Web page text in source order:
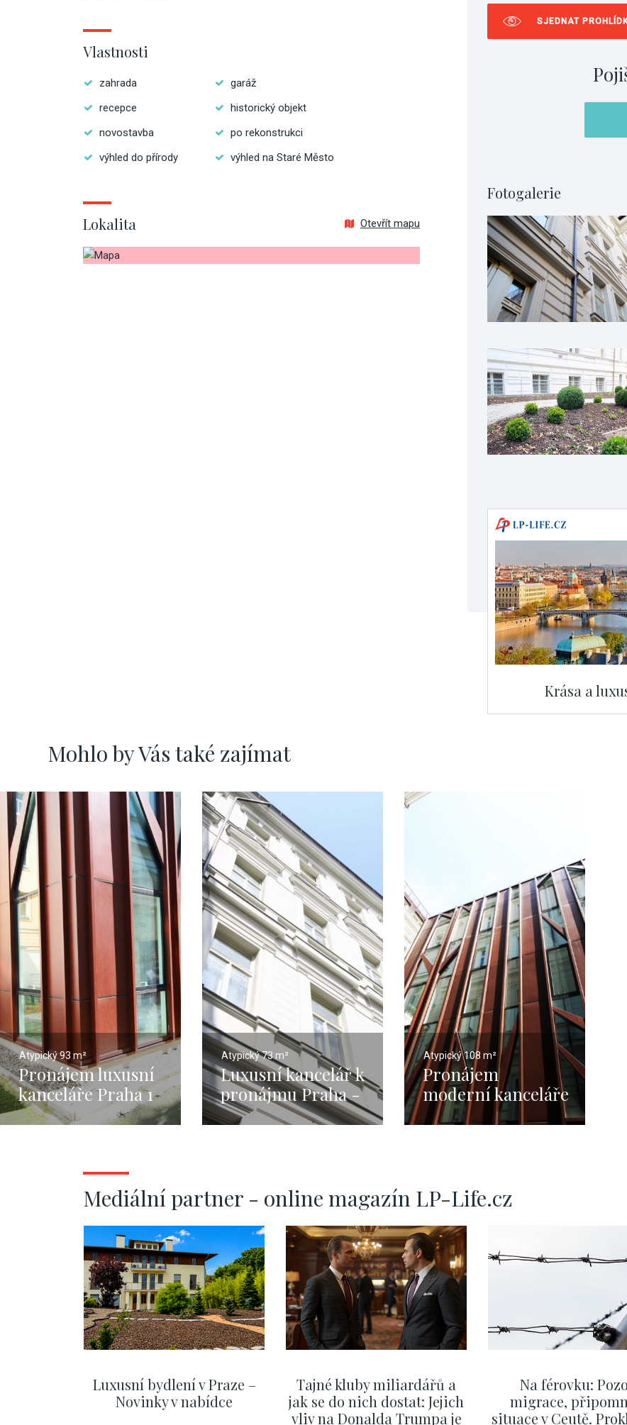
SJEDNAT
Fotogalerie
Krása a
Vlastnosti
zahrada
garáž
recepce
historický objekt
novostavba
po rekonstrukci
výhled do přírody
výhled na Staré Město
Lokalita Otevřít mapu
Mohlo by Vás také zajímat
Atypický93 m²
Pronájem luxusní
kanceláře Praha 1
- 93m
Atypický73 m²
Luxusní kancelář k
pronájmu Praha -
73m
Atypický108 m²
Pronájem
moderní kanceláře
Praha - 108m
Mediální partner - online magazín LP-Life.cz
Luxusní bydlení v Praze –
Novinky v nabídce
Tajné kluby miliardářů a
jak se do nich dostat: Jejich
vliv na Donalda Trumpa je
Na férovku:
migrace,
situace v Ceutě.